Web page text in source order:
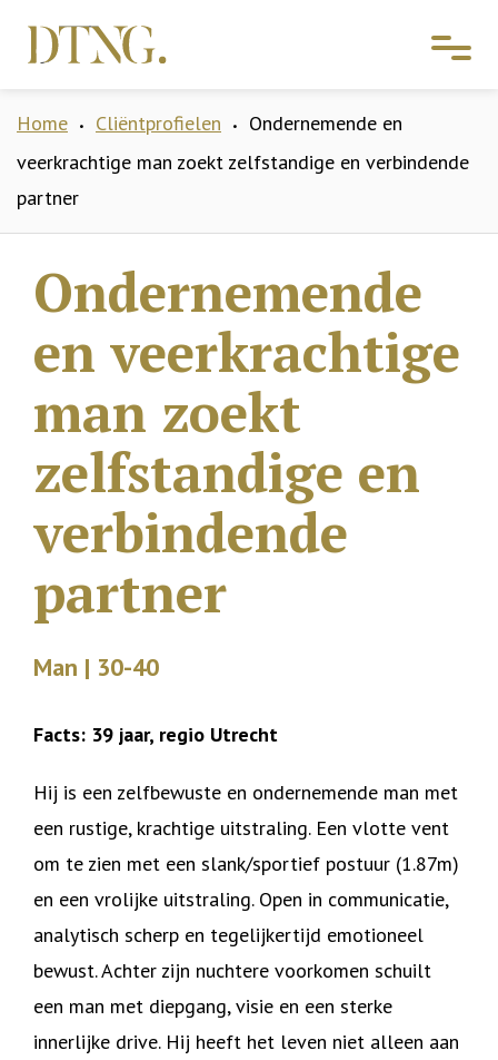
Home • Cliëntprofielen •
Ondernemende en
veerkrachtige man zoekt zelfstandige en verbindende
partner
Ondernemende
en veerkrachtige
man zoekt
zelfstandige en
verbindende
partner
Man | 30-40
Facts: 39 jaar, regio Utrecht
Hij is een zelfbewuste en ondernemende man met
een rustige, krachtige uitstraling. Een vlotte vent
om te zien met een slank/sportief postuur (1.87m)
en een vrolijke uitstraling. Open in communicatie,
analytisch scherp en tegelijkertijd emotioneel
bewust. Achter zijn nuchtere voorkomen schuilt
een man met diepgang, visie en een sterke
innerlijke drive. Hij heeft het leven niet alleen aan